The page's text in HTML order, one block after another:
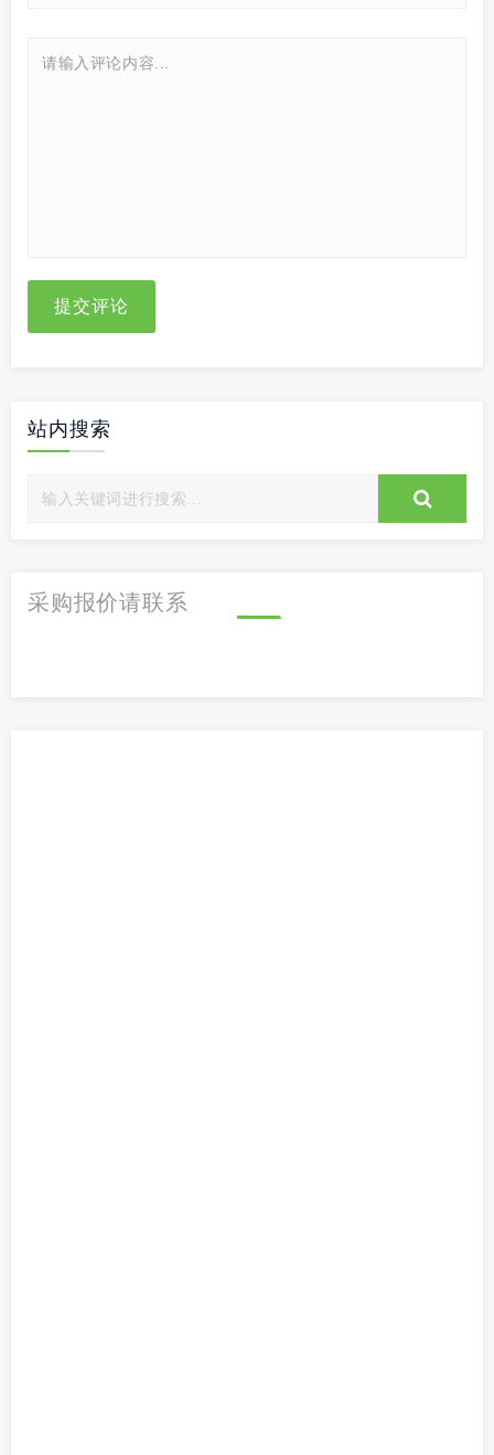
提交评论
站内搜索
采购报价请联系